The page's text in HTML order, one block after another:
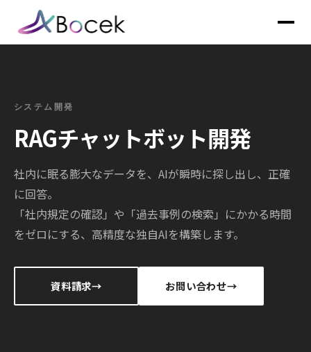
システム開発
RAGチャットボット開発
社内に眠る膨大なデータを、AIが瞬時に探し出し、正確
に回答。
「社内規定の確認」や「過去事例の検索」にかかる時間
をゼロにする、高精度な独自AIを構築します。
資料請求 お問い合わせ